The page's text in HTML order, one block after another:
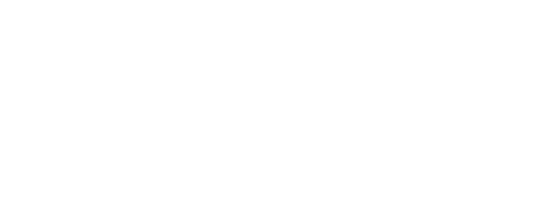
い。
いようお願いしま
ズにご登録され
社の共同利用者
ことをご了承くだ
さない年数を意
は、取り引きをい
オムロン制御